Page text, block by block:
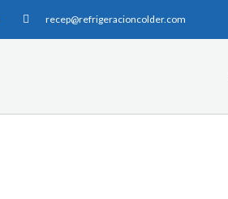
recep@refrigeracioncolder.com